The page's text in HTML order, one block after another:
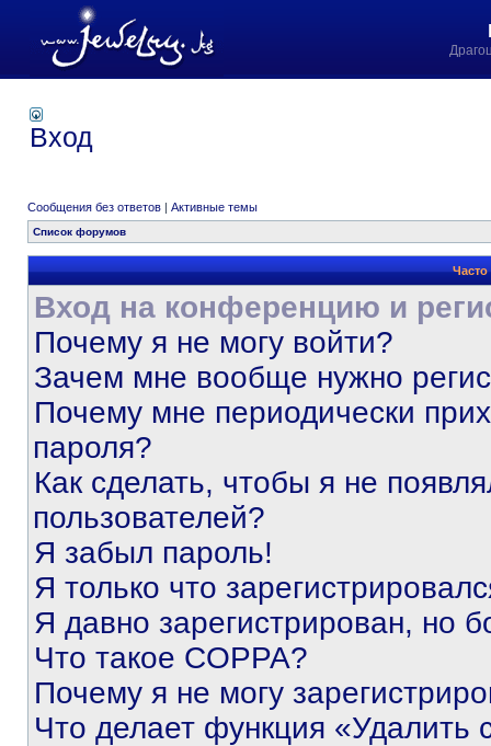
Вход
Сообщения без ответов | Активные темы
Список форумов
Вход на конференцию и
Почему я не могу войти?
Зачем мне вообще нужно
Почему мне периодически
пароля?
Как сделать, чтобы я не
пользователей?
Я забыл пароль!
Я только что
Я давно зарегистрирован, но
Что такое COPPA?
Почему я не могу
Что делает функция «Удалить